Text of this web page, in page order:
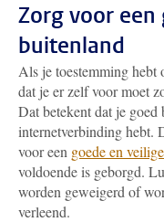
Zorg voor
buitenland
Als je toestemming
dat je er zelf voor moet
Dat betekent dat je goed
internetverbinding hebt.
voor een goede en
voldoende is geborgd.
worden geweigerd of
verleend.